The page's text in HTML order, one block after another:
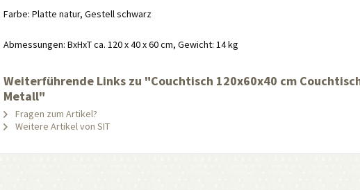
Farbe: Platte natur, Gestell schwarz
Abmessungen: BxHxT ca. 120 x 40 x 60 cm, Gewicht: 14 kg
Weiterführende Links zu "Couchtisch 120x60x40 cm
Metall"
Fragen zum Artikel?
Weitere Artikel von SIT